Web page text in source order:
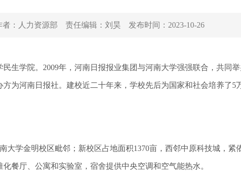
： 人力资源部 责任编辑： 刘昊 发布时间： 2023-10-26
学院。2009年，河南日报报业集团与河南大学强强联合，共同举
为河南日报社。建校近二十年来，学校先后为国家和社会培养了5
学金明校区毗邻；新校区占地面积1370亩，西邻中原科技城，紧
餐厅、公寓和实验室，宿舍提供中央空调和空气能热水。